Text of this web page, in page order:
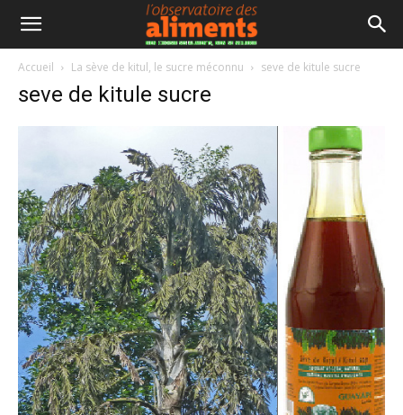
Accueil La sève de kitul, le sucre méconnu seve de kitule sucre
seve de kitule sucre